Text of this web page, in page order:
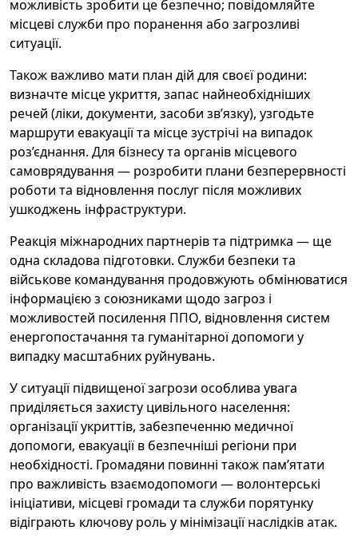
можливість зробити це безпечно; повідомляйте
місцеві служби про поранення або загрозливі
ситуації.
Також важливо мати план дій для своєї родини:
визначте місце укриття, запас найнеобхідніших
речей (ліки, документи, засоби зв’язку), узгодьте
маршрути евакуації та місце зустрічі на випадок
роз’єднання. Для бізнесу та органів місцевого
самоврядування — розробити плани безперервності
роботи та відновлення послуг після можливих
ушкоджень інфраструктури.
Реакція міжнародних партнерів та підтримка — ще
одна складова підготовки. Служби безпеки та
військове командування продовжують обмінюватися
інформацією з союзниками щодо загроз і
можливостей посилення ППО, відновлення систем
енергопостачання та гуманітарної допомоги у
випадку масштабних руйнувань.
У ситуації підвищеної загрози особлива увага
приділяється захисту цивільного населення:
організації укриттів, забезпеченню медичної
допомоги, евакуації в безпечніші регіони при
необхідності. Громадяни повинні також пам’ятати
про важливість взаємодопомоги — волонтерські
ініціативи, місцеві громади та служби порятунку
відіграють ключову роль у мінімізації наслідків атак.